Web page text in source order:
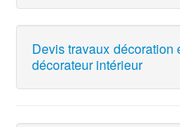
Devis travaux décoration
décorateur intérieur